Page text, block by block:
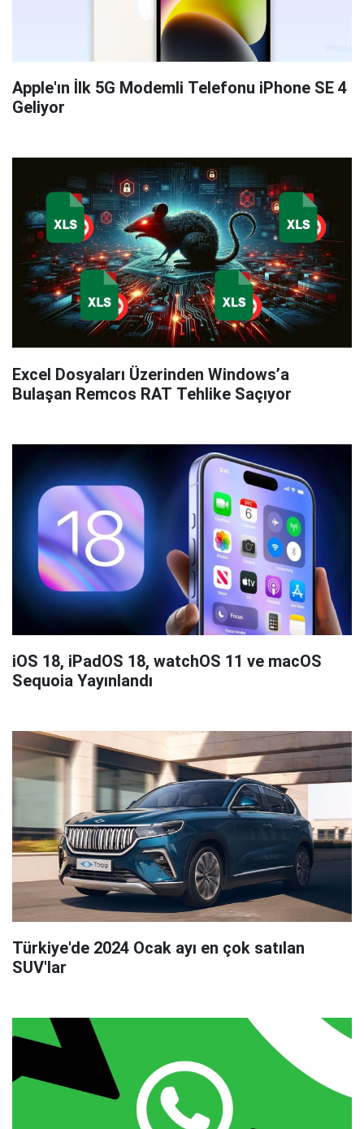
Apple'ın İlk 5G Modemli Telefonu iPhone SE 4
Geliyor
Excel Dosyaları Üzerinden Windows’a
Bulaşan Remcos RAT Tehlike Saçıyor
iOS 18, iPadOS 18, watchOS 11 ve macOS
Sequoia Yayınlandı
Türkiye'de 2024 Ocak ayı en çok satılan
SUV'lar